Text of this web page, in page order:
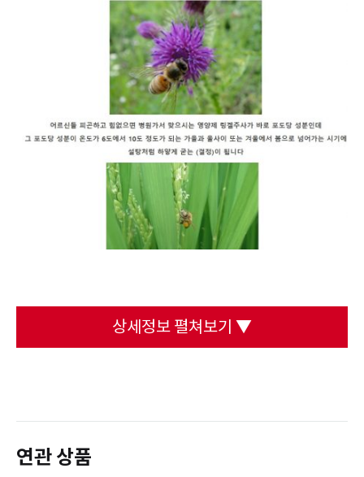
상세정보 펼쳐보기 ▼
연관 상품